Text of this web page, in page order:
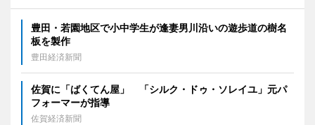
豊田・若園地区で小中学生が逢妻男川沿いの遊歩道の樹名
板を製作
豊田経済新聞
佐賀に「ばくてん屋」 「シルク・ドゥ・ソレイユ」元パ
フォーマーが指導
佐賀経済新聞